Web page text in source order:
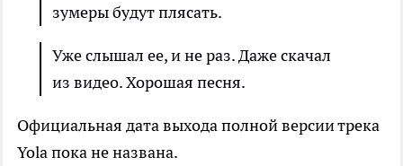
зумеры будут плясать.
Уже слышал ее, и не раз. Даже скачал
из видео. Хорошая песня.
Официальная дата выхода полной версии трека
Yola пока не названа.